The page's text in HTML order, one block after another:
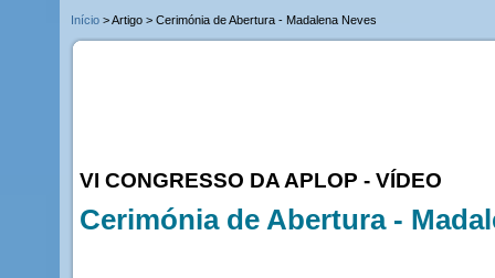
Início > Artigo > Cerimónia de Abertura - Madalena Neves
VI CONGRESSO DA APLOP - VÍDEO
Cerimónia de Abertura -